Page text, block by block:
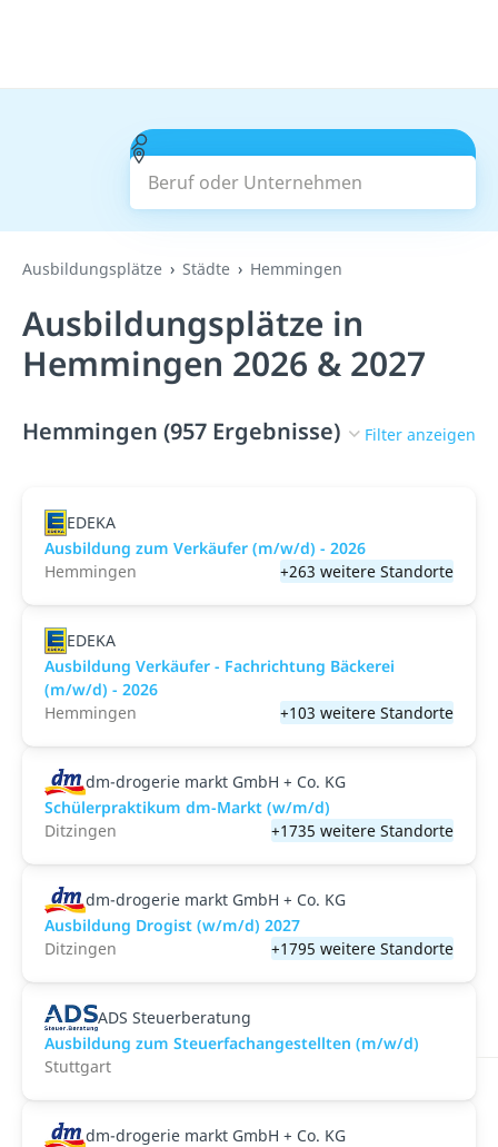
Beruf oder Unternehmen
Suchen
Ausbildungsplätze Städte Hemmingen
Ausbildungsplätze in
Hemmingen 2026 & 2027
Hemmingen (957 Ergebnisse) Filter anzeigen
EDEKA
Ausbildung zum Verkäufer (m/w/d) - 2026
Hemmingen
+263 weitere Standorte
EDEKA
Ausbildung Verkäufer - Fachrichtung Bäckerei
(m/w/d) - 2026
Hemmingen
+103 weitere Standorte
dm-drogerie markt GmbH + Co. KG
Schülerpraktikum dm-Markt (w/m/d)
Ditzingen
+1735 weitere Standorte
dm-drogerie markt GmbH + Co. KG
Ausbildung Drogist (w/m/d) 2027
Ditzingen
+1795 weitere Standorte
ADS Steuerberatung
Ausbildung zum Steuerfachangestellten (m/w/d)
Stuttgart
dm-drogerie markt GmbH + Co. KG